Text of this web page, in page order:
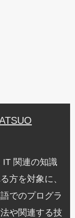
IT 関連の知識
方を対象に、
でのプログラ
や関連する技